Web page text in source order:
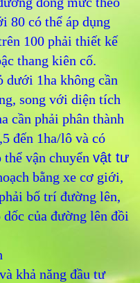
80 có thể áp dụng
100 phải thiết kế
thang kiên cố.
1ha không cần
song với diện tích
cần phải phân thành
đến 1ha/lô và có
vận chuyển vật tư
bằng xe cơ giới,
bố trí đường lên,
của đường lên đồi
khả năng đầu tư